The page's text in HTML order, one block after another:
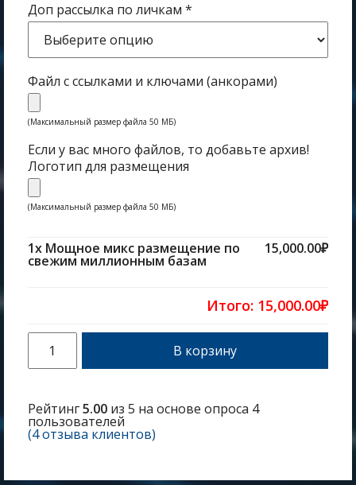
Доп рассылка по личкам *
Файл с ссылками и ключами (анкорами)
(Максимальный размер файла 50 МБ)
Если у вас много файлов, то добавьте архив!
Логотип для размещения
(Максимальный размер файла 50 МБ)
1x Мощное микс размещение по
свежим миллионным базам
15,000.00₽
Итого: 15,000.00₽
В корзину
Рейтинг5.00 из 5 на основе опроса 4
пользователей
(4отзыва клиентов)